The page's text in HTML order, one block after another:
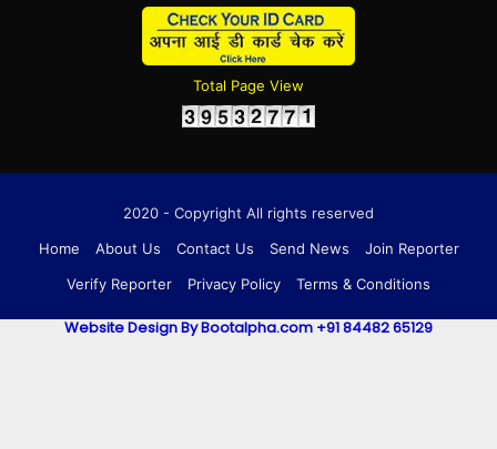
Total Page View
2020 - Copyright All rights reserved
Home
About Us Contact Us Send News
Join Reporter
Verify Reporter
Privacy Policy Terms & Conditions
Website Design By Bootalpha.com +91 84482 65129